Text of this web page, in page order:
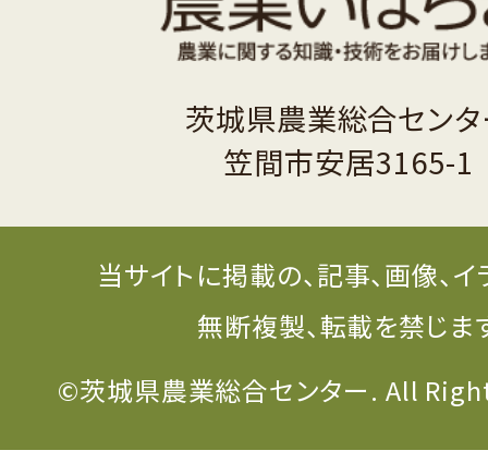
茨城県農業総合セン
笠間市安居3165-1
当サイトに掲載の、記事、画像、
無断複製、転載を禁じま
©茨城県農業総合センター. All